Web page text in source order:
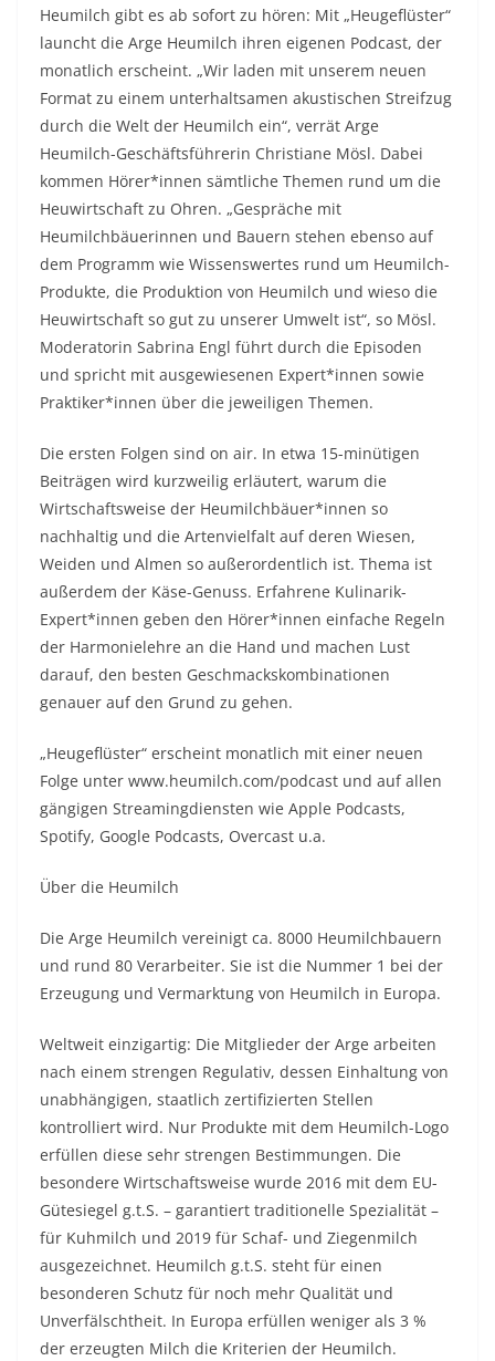
Heumilch gibt es ab sofort zu hören: Mit „Heugeflüster“
launcht die Arge Heumilch ihren eigenen Podcast, der
monatlich erscheint. „Wir laden mit unserem neuen
Format zu einem unterhaltsamen akustischen Streifzug
durch die Welt der Heumilch ein“, verrät Arge
Heumilch-Geschäftsführerin Christiane Mösl. Dabei
kommen Hörer*innen sämtliche Themen rund um die
Heuwirtschaft zu Ohren. „Gespräche mit
Heumilchbäuerinnen und Bauern stehen ebenso auf
dem Programm wie Wissenswertes rund um Heumilch-
Produkte, die Produktion von Heumilch und wieso die
Heuwirtschaft so gut zu unserer Umwelt ist“, so Mösl.
Moderatorin Sabrina Engl führt durch die Episoden
und spricht mit ausgewiesenen Expert*innen sowie
Praktiker*innen über die jeweiligen Themen.
Die ersten Folgen sind on air. In etwa 15-minütigen
Beiträgen wird kurzweilig erläutert, warum die
Wirtschaftsweise der Heumilchbäuer*innen so
nachhaltig und die Artenvielfalt auf deren Wiesen,
Weiden und Almen so außerordentlich ist. Thema ist
außerdem der Käse-Genuss. Erfahrene Kulinarik-
Expert*innen geben den Hörer*innen einfache Regeln
der Harmonielehre an die Hand und machen Lust
darauf, den besten Geschmackskombinationen
genauer auf den Grund zu gehen.
„Heugeflüster“ erscheint monatlich mit einer neuen
Folge unter www.heumilch.com/podcast und auf allen
gängigen Streamingdiensten wie Apple Podcasts,
Spotify, Google Podcasts, Overcast u.a.
Über die Heumilch
Die Arge Heumilch vereinigt ca. 8000 Heumilchbauern
und rund 80 Verarbeiter. Sie ist die Nummer 1 bei der
Erzeugung und Vermarktung von Heumilch in Europa.
Weltweit einzigartig: Die Mitglieder der Arge arbeiten
nach einem strengen Regulativ, dessen Einhaltung von
unabhängigen, staatlich zertifizierten Stellen
kontrolliert wird. Nur Produkte mit dem Heumilch-Logo
erfüllen diese sehr strengen Bestimmungen. Die
besondere Wirtschaftsweise wurde 2016 mit dem EU-
Gütesiegel g.t.S. – garantiert traditionelle Spezialität –
für Kuhmilch und 2019 für Schaf- und Ziegenmilch
ausgezeichnet. Heumilch g.t.S. steht für einen
besonderen Schutz für noch mehr Qualität und
Unverfälschtheit. In Europa erfüllen weniger als 3 %
der erzeugten Milch die Kriterien der Heumilch.